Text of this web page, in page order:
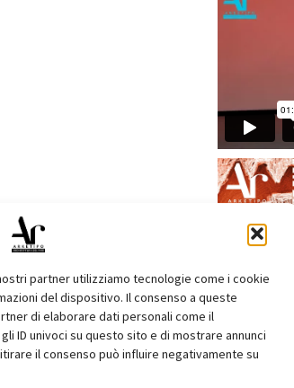
partner utilizziamo tecnologie come i cookie
del dispositivo. Il consenso a queste
di elaborare dati personali come il
ID univoci su questo sito e di mostrare annunci
il consenso può influire negativamente su